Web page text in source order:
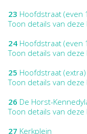
23 Hoofdstraat (even
Toon details van deze
24 Hoofdstraat (even
Toon details van deze
25 Hoofdstraat (extra)
Toon details van deze
26 De Horst-
Toon details van deze
27 Kerkplein